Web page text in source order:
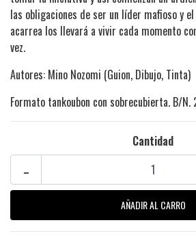
las obligaciones de ser un líder mafioso y
acarrea los llevará a vivir cada momento
vez.
Autores: Mino Nozomi (Guion, Dibujo, Tinta)
Formato tankoubon con sobrecubierta. B/N.
Cantidad
-